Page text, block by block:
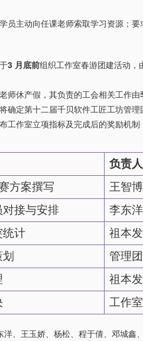
学员主动向任课老师索取学习资源；
3 月底前组织工作室春游团建活动
师休产假，其负责的工会相关工作由
确定第十二届千贝软件工匠工坊管
工作室立项指标及完成后的奖励机
负责人
方案撰写
王智
接与安排
李东
统计
祖本发
管理
祖本发
工作
洋、王玉娇、杨松、程于倩、邓城